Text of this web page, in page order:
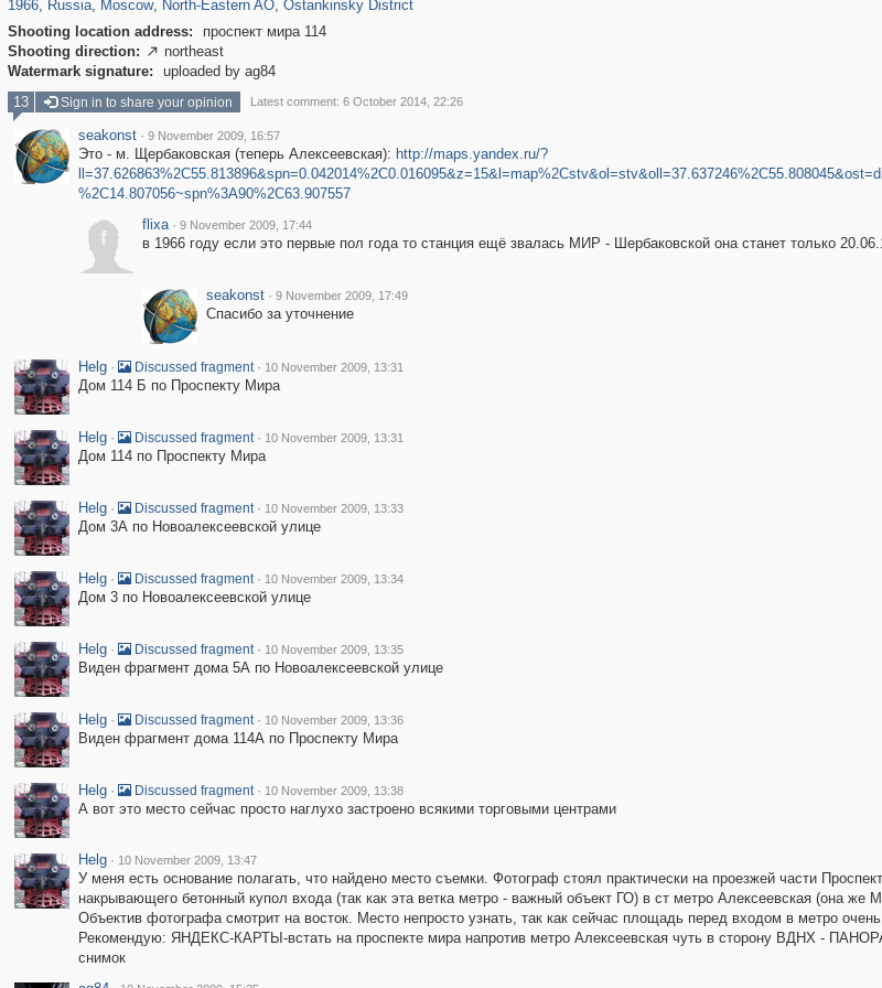
1966, Russia, Moscow, North-Eastern AO, Ostankinsky District
Shooting location address:
проспект мира 114
Shooting direction:  northeast
Watermark signature:
uploaded by ag84
13 Sign in to share your opinion Latest comment: 6 October 2014, 22:26
seakonst · 9 November 2009, 16:57
Это - м. Щербаковская (теперь Алексеевская): http://maps.yandex.ru/?
%2C14.807056~spn%3A90%2C63.907557
f
flixa · 9 November 2009, 17:44
в 1966 году если это первые пол года то станция ещё звалась МИР - Шербаковской она станет только
seakonst · 9 November 2009, 17:49
Спасибо за уточнение
Helg · Discussed fragment · 10 November 2009, 13:31
Дом 114 Б по Проспекту Мира
Helg · Discussed fragment · 10 November 2009, 13:31
Дом 114 по Проспекту Мира
Helg · Discussed fragment · 10 November 2009, 13:33
Дом 3А по Новоалексеевской улице
Helg · Discussed fragment · 10 November 2009, 13:34
Дом 3 по Новоалексеевской улице
Helg · Discussed fragment · 10 November 2009, 13:35
Виден фрагмент дома 5А по Новоалексеевской улице
Helg · Discussed fragment · 10 November 2009, 13:36
Виден фрагмент дома 114А по Проспекту Мира
Helg · Discussed fragment · 10 November 2009, 13:38
А вот это место сейчас просто наглухо застроено всякими торговыми центрами
Helg · 10 November 2009, 13:47
У меня есть основание полагать, что найдено место съемки. Фотограф стоял практически на проезжей части
накрывающего бетонный купол входа (так как эта ветка метро - важный объект ГО) в ст метро Алексеевская (она же
Объектив фотографа смотрит на восток. Место непросто узнать, так как сейчас площадь перед входом в метро
Рекомендую: ЯНДЕКС-КАРТЫ-встать на проспекте мира напротив метро Алексеевская чуть в сторону ВДНХ -
снимок